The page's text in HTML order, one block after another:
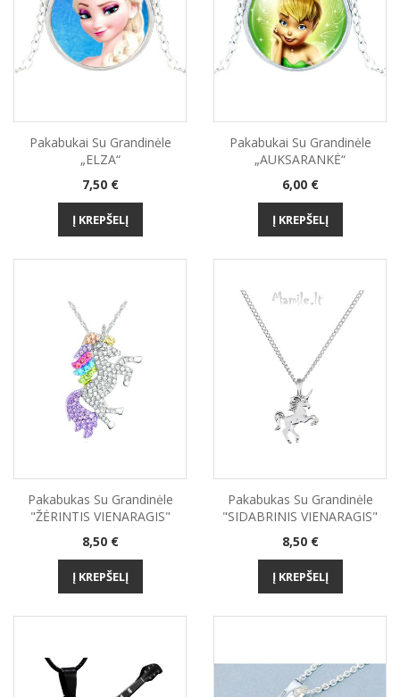
Pakabukai Su Grandinėle
„ELZA“
Kaina
7,50 €
Į KREPŠELĮ
Pakabukai Su Grandinėle
„AUKSARANKĖ“
Kaina
6,00 €
Į KREPŠELĮ
Pakabukas Su Grandinėle
"ŽĖRINTIS VIENARAGIS"
Kaina
8,50 €
Į KREPŠELĮ
Pakabukas Su Grandinėle
"SIDABRINIS VIENARAGIS"
Kaina
8,50 €
Į KREPŠELĮ